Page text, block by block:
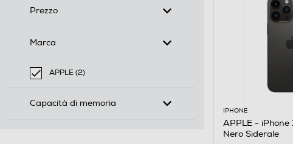
Prezzo
Marca
APPLE (2)
Capacità di memoria
IPHONE
APPLE - iPhone
Nero Siderale